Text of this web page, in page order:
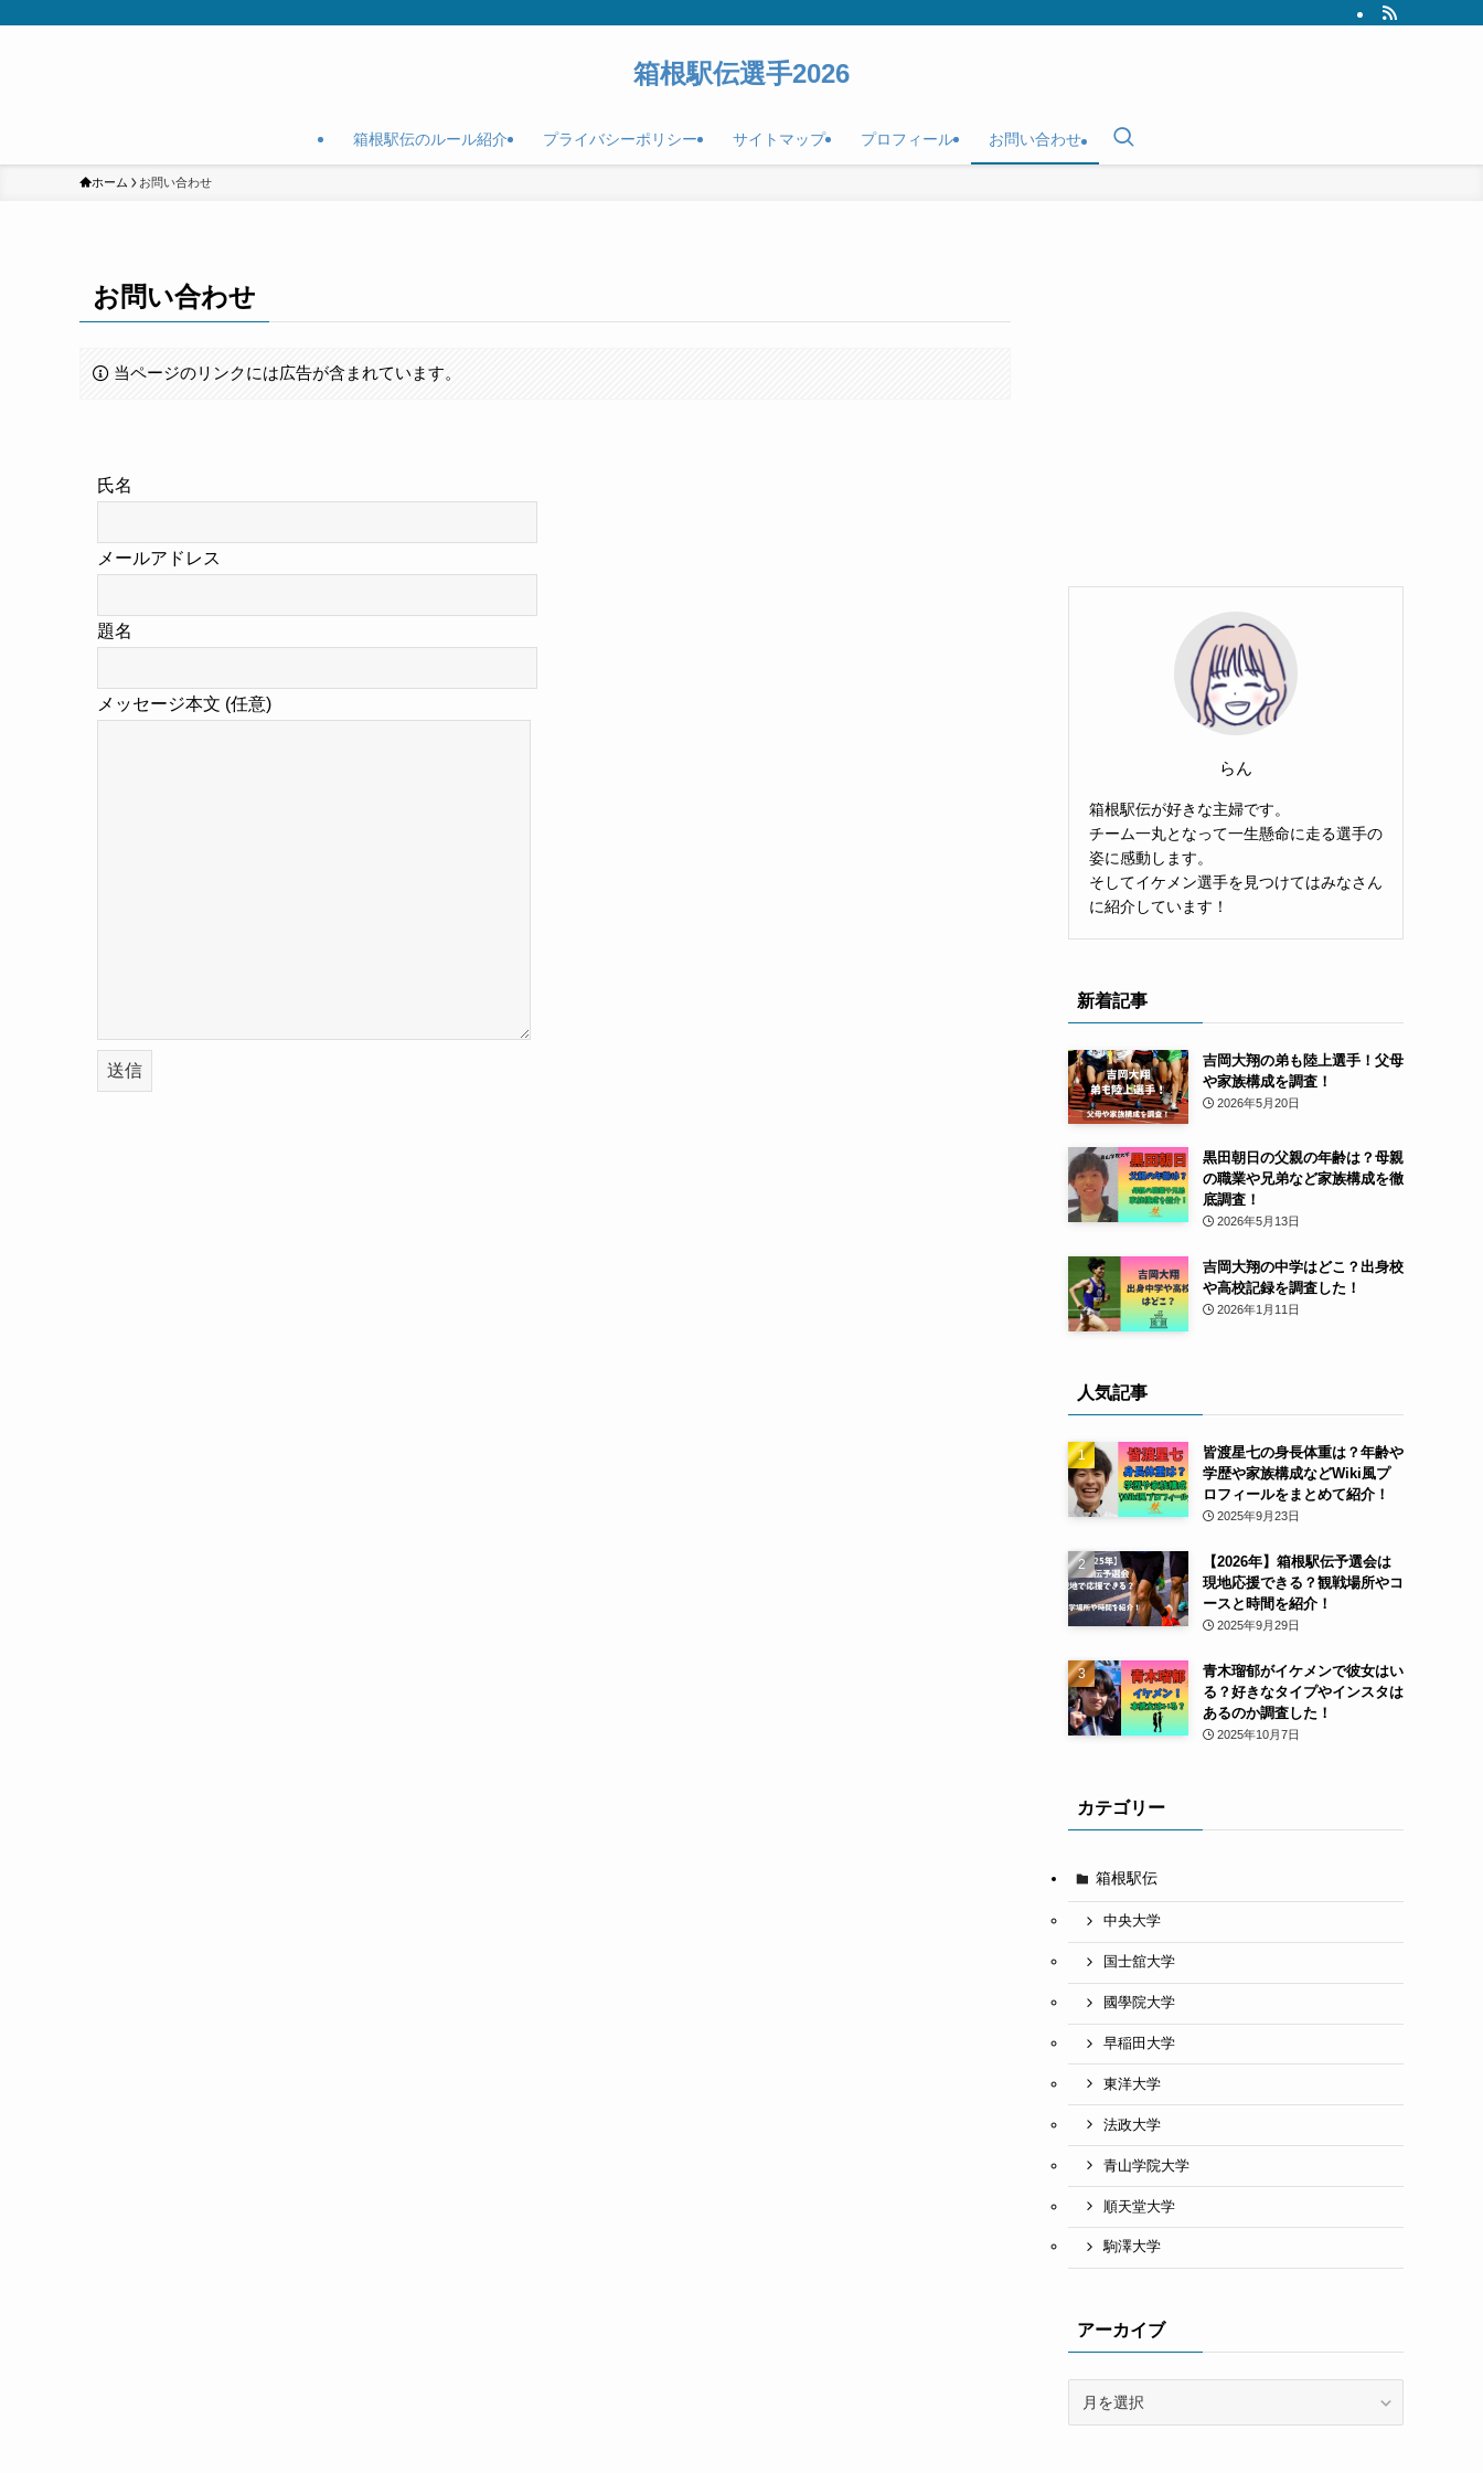
箱根駅伝選手2026
箱根駅伝のルール紹介 プライバシーポリシー サイトマップ プロフィール お問い合わせ
ホーム お問い合わせ
お問い合わせ
当ページのリンクには広告が含まれています。
氏名
メールアドレス
題名
メッセージ本文 (任意)
らん
箱根駅伝が好きな主婦です。
チーム一丸となって一生懸命に走る選手の
姿に感動します。
そしてイケメン選手を見つけてはみなさん
に紹介しています！
新着記事
吉岡大翔の弟も陸上選手！父母
や家族構成を調査！
2026年5月20日
黒田朝日の父親の年齢は？母親
の職業や兄弟など家族構成を徹
底調査！
2026年5月13日
吉岡大翔の中学はどこ？出身校
や高校記録を調査した！
2026年1月11日
人気記事
皆渡星七の身長体重は？年齢や
学歴や家族構成などWiki風プ
ロフィールをまとめて紹介！
2025年9月23日
【2026年】箱根駅伝予選会は
現地応援できる？観戦場所やコ
ースと時間を紹介！
2025年9月29日
青木瑠郁がイケメンで彼女はい
る？好きなタイプやインスタは
あるのか調査した！
2025年10月7日
カテゴリー
箱根駅伝
中央大学
国士舘大学
國學院大学
早稲田大学
東洋大学
法政大学
青山学院大学
順天堂大学
駒澤大学
アーカイブ